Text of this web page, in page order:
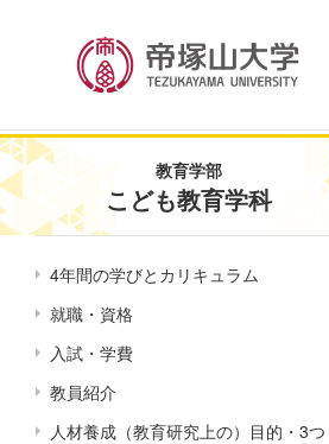
教育学部
こども教育学科
4年間の学びとカリキュラム
就職・資格
入試・学費
教員紹介
人材養成（教育研究上の）目的・3つ